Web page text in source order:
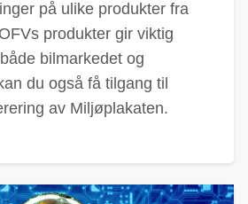
på ulike produkter fra
produkter gir viktig
bilmarkedet og
du også få tilgang til
av Miljøplakaten.